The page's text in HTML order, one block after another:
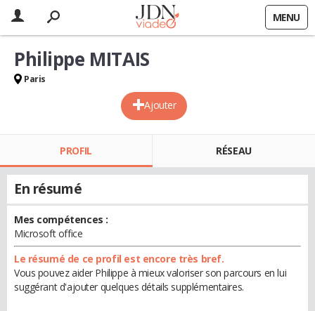
MENU
Ajouter
Philippe MITAIS
Paris
PROFIL RÉSEAU
En résumé
Mes compétences :
Microsoft office
Le résumé de ce profil est encore très bref.
Vous pouvez aider Philippe à mieux valoriser son parcours en lui
suggérant d'ajouter quelques détails supplémentaires.